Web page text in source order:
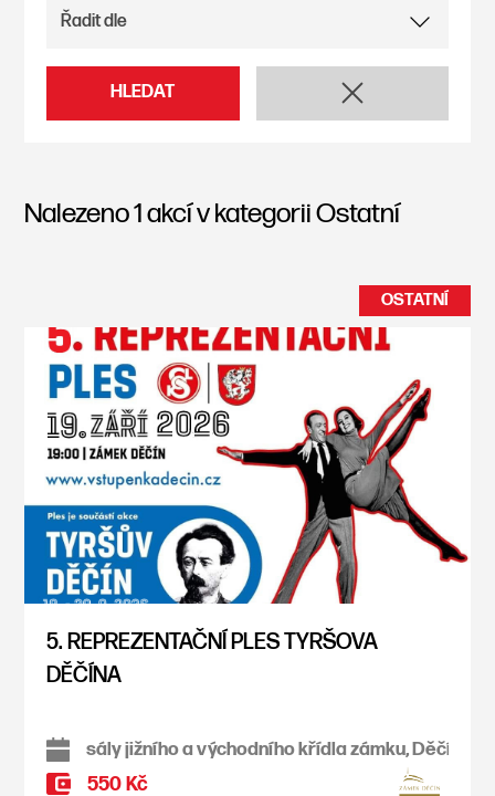
HLEDAT
Nalezeno1akcí v kategoriiOstatní
OSTATNÍ
5. REPREZENTAČNÍ PLES TYRŠOVA
DĚČÍNA
sály jižního a východního křídla zámku, Děčín
550 Kč